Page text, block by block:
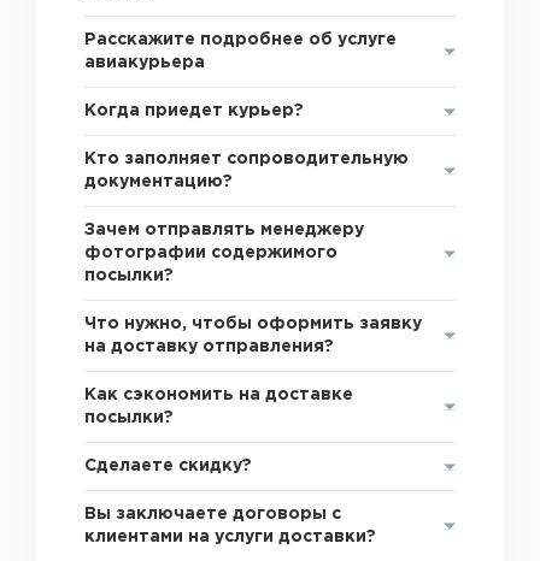
Расскажите подробнее об услуге
авиакурьера
Когда приедет курьер?
Кто заполняет сопроводительную
документацию?
Зачем отправлять менеджеру
фотографии содержимого
посылки?
Что нужно, чтобы оформить заявку
на доставку отправления?
Как сэкономить на доставке
посылки?
Сделаете скидку?
Вы заключаете договоры с
клиентами на услуги доставки?